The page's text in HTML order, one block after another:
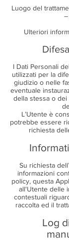
Luogo del
–
Ulteriori
I Dati Personali
utilizzati per la
giudizio o nelle
eventuale
della stessa o
L’Utente è
potrebbe essere
richiesta
Su richiesta
informazioni
policy, questa
all'Utente delle
contestuali
raccolta ed il
Log